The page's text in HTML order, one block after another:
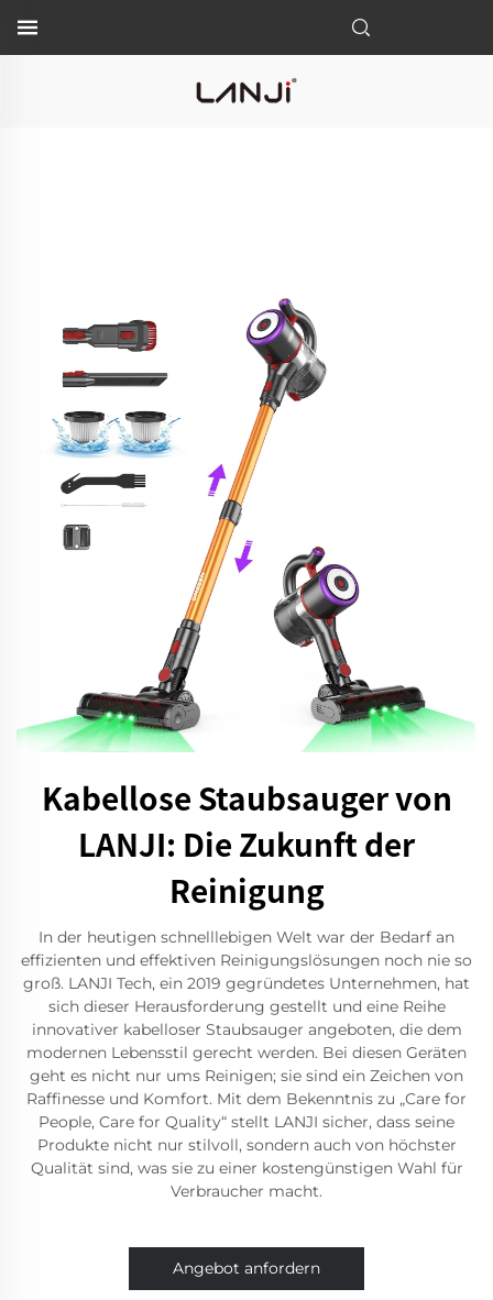
Kabellose Staubsauger von
LANJI: Die Zukunft der
Reinigung
In der heutigen schnelllebigen Welt war der Bedarf an
effizienten und effektiven Reinigungslösungen noch nie so
groß. LANJI Tech, ein 2019 gegründetes Unternehmen, hat
sich dieser Herausforderung gestellt und eine Reihe
innovativer kabelloser Staubsauger angeboten, die dem
modernen Lebensstil gerecht werden. Bei diesen Geräten
geht es nicht nur ums Reinigen; sie sind ein Zeichen von
Raffinesse und Komfort. Mit dem Bekenntnis zu „Care for
People, Care for Quality“ stellt LANJI sicher, dass seine
Produkte nicht nur stilvoll, sondern auch von höchster
Qualität sind, was sie zu einer kostengünstigen Wahl für
Verbraucher macht.
Angebot anfordern